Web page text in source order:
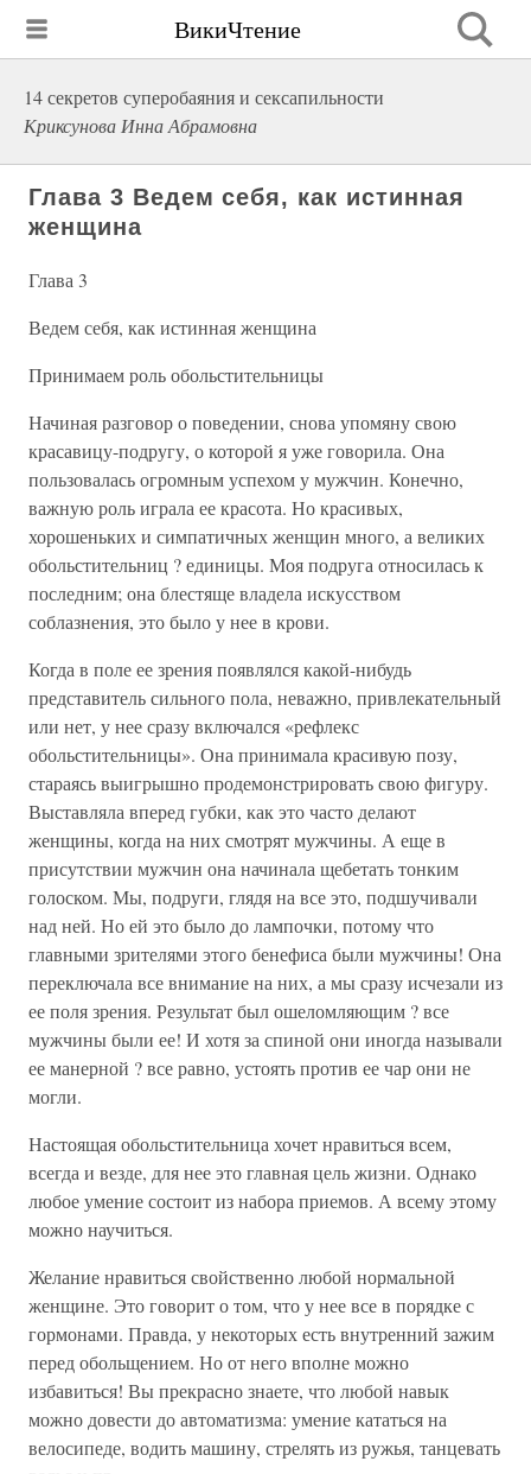
ВикиЧтение
14 секретов суперобаяния и сексапильности
Криксунова Инна Абрамовна
Глава 3 Ведем себя, как истинная
женщина
Глава 3
Ведем себя, как истинная женщина
Принимаем роль обольстительницы
Начиная разговор о поведении, снова упомяну свою
красавицу-подругу, о которой я уже говорила. Она
пользовалась огромным успехом у мужчин. Конечно,
важную роль играла ее красота. Но красивых,
хорошеньких и симпатичных женщин много, а великих
обольстительниц ? единицы. Моя подруга относилась к
последним; она блестяще владела искусством
соблазнения, это было у нее в крови.
Когда в поле ее зрения появлялся какой-нибудь
представитель сильного пола, неважно, привлекательный
или нет, у нее сразу включался «рефлекс
обольстительницы». Она принимала красивую позу,
стараясь выигрышно продемонстрировать свою фигуру.
Выставляла вперед губки, как это часто делают
женщины, когда на них смотрят мужчины. А еще в
присутствии мужчин она начинала щебетать тонким
голоском. Мы, подруги, глядя на все это, подшучивали
над ней. Но ей это было до лампочки, потому что
главными зрителями этого бенефиса были мужчины! Она
переключала все внимание на них, а мы сразу исчезали из
ее поля зрения. Результат был ошеломляющим ? все
мужчины были ее! И хотя за спиной они иногда называли
ее манерной ? все равно, устоять против ее чар они не
могли.
Настоящая обольстительница хочет нравиться всем,
всегда и везде, для нее это главная цель жизни. Однако
любое умение состоит из набора приемов. А всему этому
можно научиться.
Желание нравиться свойственно любой нормальной
женщине. Это говорит о том, что у нее все в порядке с
гормонами. Правда, у некоторых есть внутренний зажим
перед обольщением. Но от него вполне можно
избавиться! Вы прекрасно знаете, что любой навык
можно довести до автоматизма: умение кататься на
велосипеде, водить машину, стрелять из ружья, танцевать